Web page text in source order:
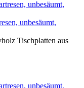
unbesäumt,
Tischplatten aus